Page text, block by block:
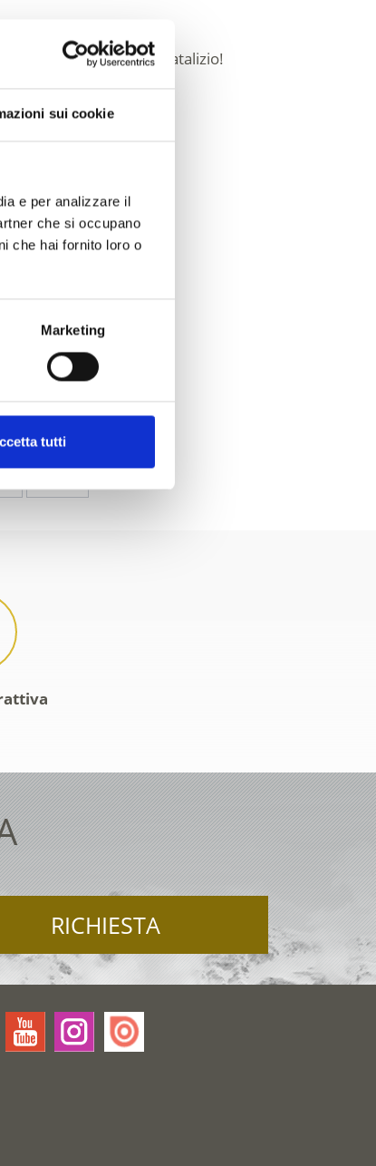
sui cookie
e per analizzare il
che si occupano
che hai fornito loro o
Marketing
tutti
per entrare nel clima natalizio!
No
RICHIESTA